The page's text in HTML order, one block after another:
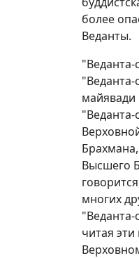
более
Веданты.
майявади
Высшего
многих
"Веданта-
читая